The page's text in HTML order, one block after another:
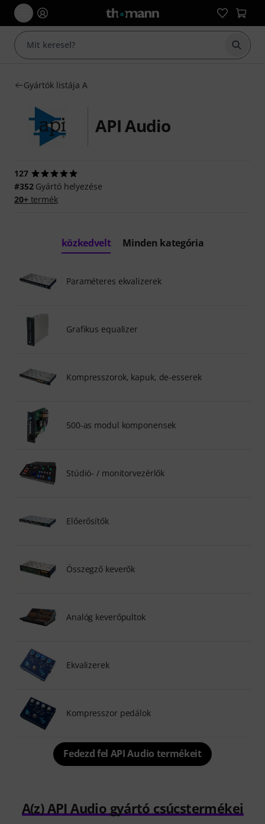
Gyártók listája A
API Audio
127
#352Gyártó helyezése
20+termék
közkedvelt Minden kategória
Paraméteres ekvalizerek
Grafikus equalizer
Kompresszorok, kapuk, de-esserek
500-as modul komponensek
Stúdió- / monitorvezérlők
Előerősítők
Összegző keverők
Analóg keverőpultok
Ekvalizerek
Kompresszor pedálok
Fedezd fel API Audio termékeit
A(z) API Audio gyártó csúcstermékei